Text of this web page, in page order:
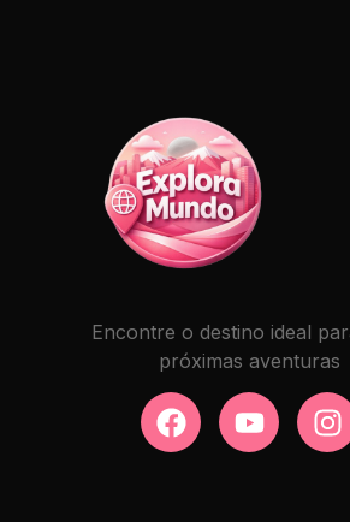
Encontre o destino ideal
próximas aventuras